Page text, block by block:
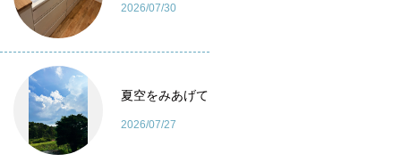
2026/07/30
夏空をみあげて
2026/07/27